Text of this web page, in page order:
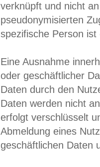
verknüpft und nicht
pseudonymisierten
spezifische Person
Eine Ausnahme
oder geschäftlicher
Daten durch den
Daten werden nicht
erfolgt verschlüsselt
Abmeldung eines
geschäftlichen Daten